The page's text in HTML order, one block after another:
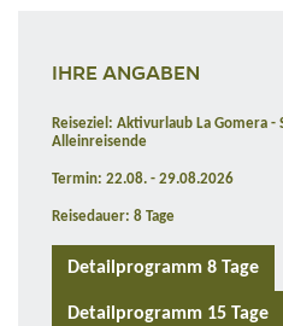
IHRE ANGABEN
Reiseziel: Aktivurlaub La Gomera -
Alleinreisende
Termin: 22.08. - 29.08.2026
Reisedauer: 8 Tage
Detailprogramm 8 Tage
Detailprogramm 15 Tage